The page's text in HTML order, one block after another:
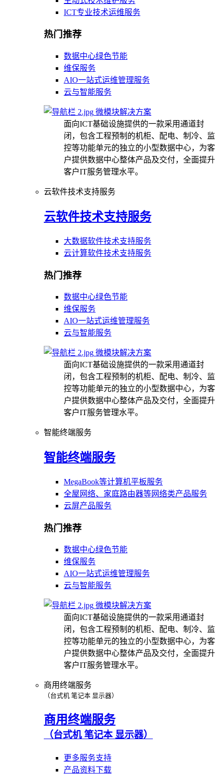
ICT专业技术运维服务
热门推荐
数据中心绿色节能
维保服务
AIO一站式运维管理服务
云与智能服务
微模块解决方案
面向ICT基础设施提供的一款采用通道封
闭，包含工程预制的机柜、配电、制冷、监
控等功能单元的独立的小型数据中心，为客
户提供数据中心整体产品及交付，全面提升
客户IT服务管理水平。
云软件技术支持服务
云软件技术支持服务
大数据软件技术支持服务
云计算软件技术支持服务
热门推荐
数据中心绿色节能
维保服务
AIO一站式运维管理服务
云与智能服务
微模块解决方案
面向ICT基础设施提供的一款采用通道封
闭，包含工程预制的机柜、配电、制冷、监
控等功能单元的独立的小型数据中心，为客
户提供数据中心整体产品及交付，全面提升
客户IT服务管理水平。
智能终端服务
智能终端服务
MegaBook等计算机平板服务
全屋网络、家庭路由器等网络类产品服务
云屏产品服务
热门推荐
数据中心绿色节能
维保服务
AIO一站式运维管理服务
云与智能服务
微模块解决方案
面向ICT基础设施提供的一款采用通道封
闭，包含工程预制的机柜、配电、制冷、监
控等功能单元的独立的小型数据中心，为客
户提供数据中心整体产品及交付，全面提升
客户IT服务管理水平。
商用终端服务
（台式机 笔记本 显示器）
商用终端服务
（台式机 笔记本 显示器）
更多服务支持
产品资料下载